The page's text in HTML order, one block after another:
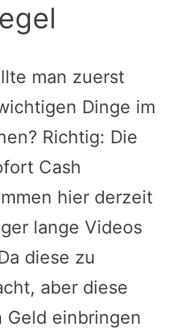
man zuerst
Dinge im
Richtig: Die
Cash
hier derzeit
lange Videos
diese zu
aber diese
Geld einbringen